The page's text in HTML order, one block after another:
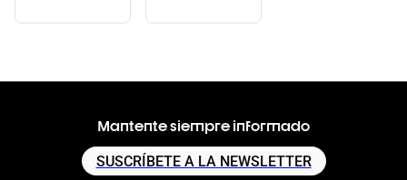
Mantente siempre informado
SUSCRÍBETE A LA NEWSLETTER